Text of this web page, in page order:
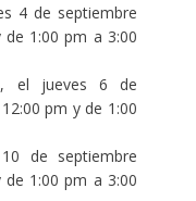
4 de septiembre
1:00 pm a 3:00
el jueves 6 de
pm y de 1:00
de septiembre
1:00 pm a 3:00